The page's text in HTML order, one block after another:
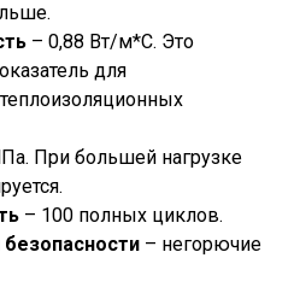
– 0,88 Вт/м*С. Это
для
При большей нагрузке
– 100 полных циклов.
– негорючие